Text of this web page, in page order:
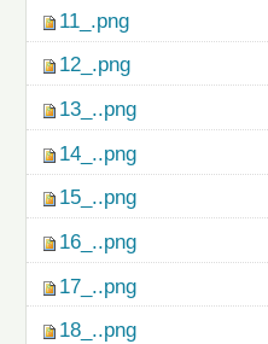
11_.png
12_.png
13_..png
14_..png
15_..png
16_..png
17_..png
18_..png